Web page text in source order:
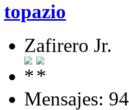
topazio
Zafirero Jr.
Mensajes: 94